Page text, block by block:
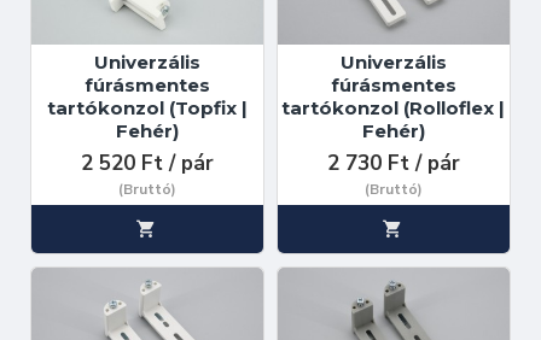
Univerzális
fúrásmentes
tartókonzol (Topfix |
Fehér)
2 520 Ft / pár
(Bruttó)
Univerzális
fúrásmentes
tartókonzol (Rolloflex |
Fehér)
2 730 Ft / pár
(Bruttó)